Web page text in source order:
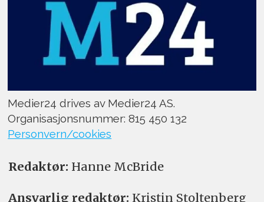
Medier24 drives av Medier24 AS.
Organisasjonsnummer: 815 450 132
Personvern/cookies
Redaktør: Hanne McBride
Ansvarlig redaktør: Kristin Stoltenberg